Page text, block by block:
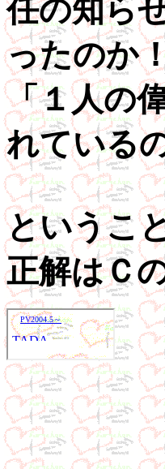
任の知ら
ったのか
「１人の
れている
というこ
正解はＣ